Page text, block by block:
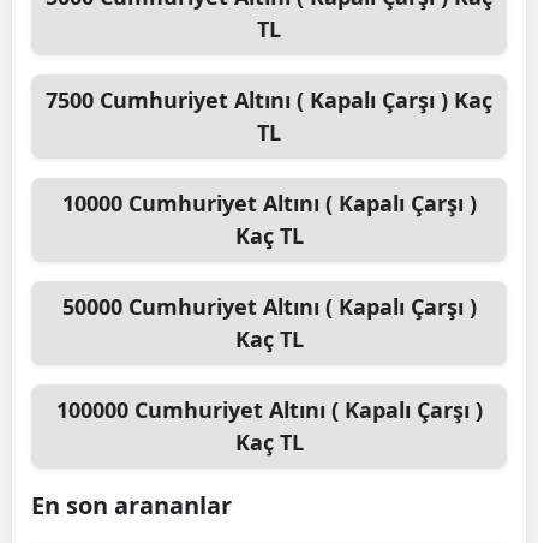
TL
7500 Cumhuriyet Altını ( Kapalı Çarşı ) Kaç
TL
10000 Cumhuriyet Altını ( Kapalı Çarşı )
Kaç TL
50000 Cumhuriyet Altını ( Kapalı Çarşı )
Kaç TL
100000 Cumhuriyet Altını ( Kapalı Çarşı )
Kaç TL
En son arananlar